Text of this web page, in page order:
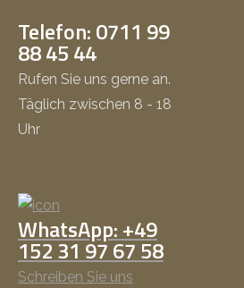
Telefon: 0711 99
88 45 44
Rufen Sie uns gerne an.
Täglich zwischen 8 - 18
Uhr
WhatsApp: +49
152 31 97 67 58
Schreiben Sie uns